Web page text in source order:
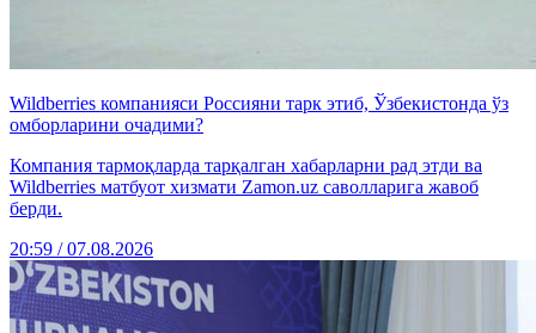
Wildberries компанияси Россияни тарк этиб, Ўзбекистонда ўз
омборларини очадими?
Компания тармоқларда тарқалган хабарларни рад этди ва
Wildberries матбуот хизмати Zamon.uz саволларига жавоб
берди.
20:59 / 07.08.2026